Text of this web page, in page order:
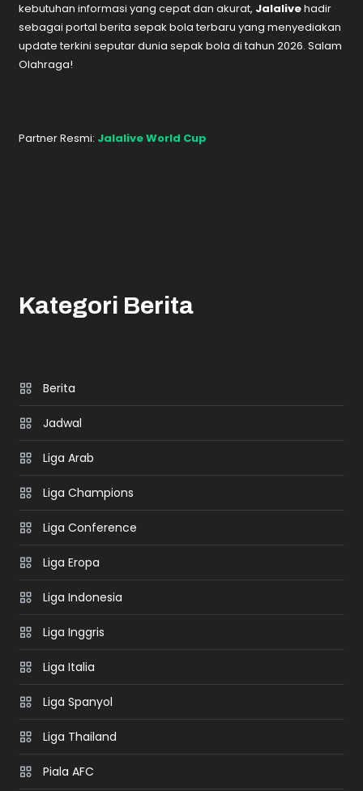
kebutuhan informasi yang cepat dan akurat, Jalalivehadir
sebagai portal berita sepak bola terbaru yang menyediakan
update terkini seputar dunia sepak bola di tahun 2026. Salam
Olahraga!
Partner Resmi: Jalalive World Cup
Kategori Berita
Berita
Jadwal
Liga Arab
Liga Champions
Liga Conference
Liga Eropa
Liga Indonesia
Liga Inggris
Liga Italia
Liga Spanyol
Liga Thailand
Piala AFC